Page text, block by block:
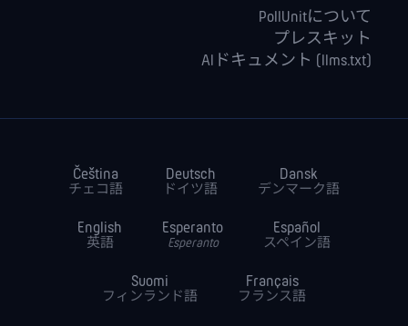
PollUnitについて
プレスキット
AIドキュメント (llms.txt)
Čeština
チェコ語
Deutsch
ドイツ語
Dansk
デンマーク語
English
英語
Esperanto
Esperanto
Español
スペイン語
Suomi
フィンランド語
Français
フランス語